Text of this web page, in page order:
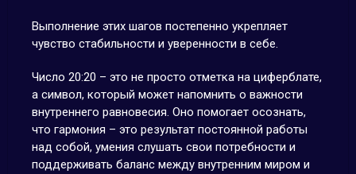
Выполнение этих шагов постепенно укрепляет
чувство стабильности и уверенности в себе.
Число 20:20 – это не просто отметка на циферблате,
а символ, который может напомнить о важности
внутреннего равновесия. Оно помогает осознать,
что гармония – это результат постоянной работы
над собой, умения слушать свои потребности и
поддерживать баланс между внутренним миром и